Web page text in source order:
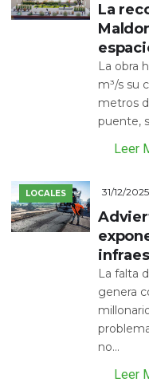
La
La obra
m³/s su
metros
puente,
Leer
LOCALES 31/12/2025
La falta
genera
no...
Leer